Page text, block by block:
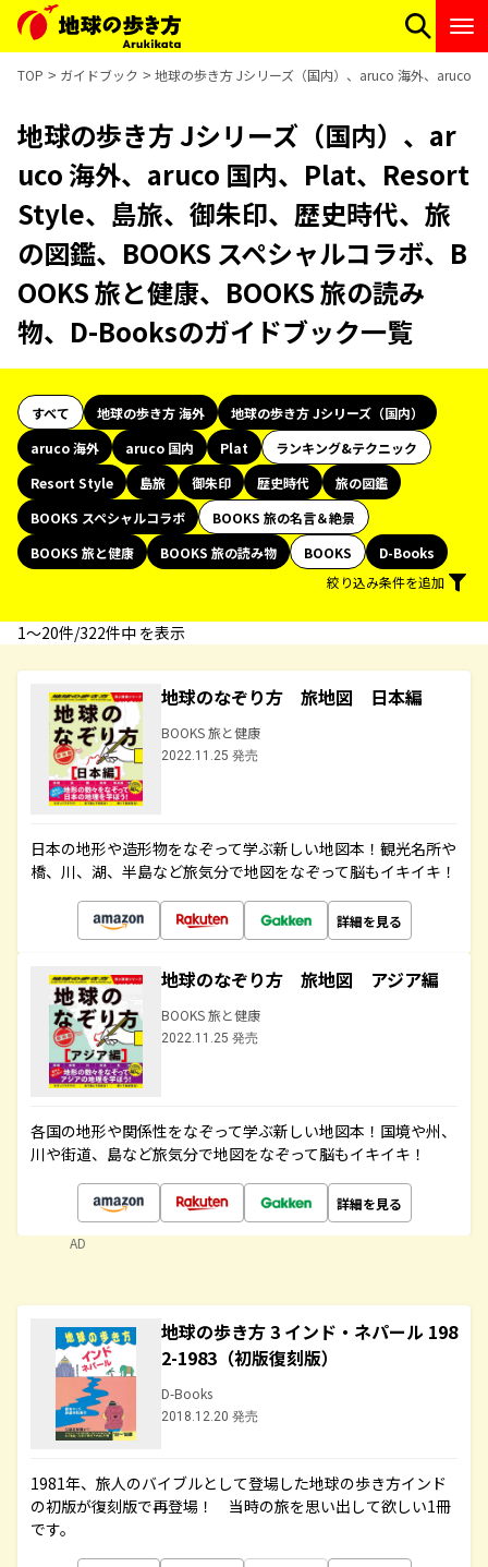
TOP ガイドブック 地球の歩き方 Jシリーズ（国内）、aruco 海外、aruco
地球の歩き方 Jシリーズ（国内）、ar
uco 海外、aruco 国内、Plat、Resort
Style、島旅、御朱印、歴史時代、旅
の図鑑、BOOKS スペシャルコラボ、B
OOKS 旅と健康、BOOKS 旅の読み
物、D-Booksのガイドブック一覧
すべて 地球の歩き方 海外
地球の歩き方 Jシリーズ（国内）
aruco 海外
aruco 国内 Plat
ランキング&テクニック
Resort Style
島旅 御朱印 歴史時代
旅の図鑑
BOOKS スペシャルコラボ
BOOKS 旅の名言＆絶景
BOOKS 旅と健康
BOOKS 旅の読み物 BOOKS
D-Books
絞り込み条件を追加
1〜20件/322件中 を表示
地球のなぞり方 旅地図 日本編
BOOKS 旅と健康
2022.11.25 発売
日本の地形や造形物をなぞって学ぶ新しい地図本！観光名所や
橋、川、湖、半島など旅気分で地図をなぞって脳もイキイキ！
詳細を見る
地球のなぞり方 旅地図 アジア編
BOOKS 旅と健康
2022.11.25 発売
各国の地形や関係性をなぞって学ぶ新しい地図本！国境や州、
川や街道、島など旅気分で地図をなぞって脳もイキイキ！
詳細を見る
AD
地球の歩き方 3 インド・ネパール 198
2-1983（初版復刻版）
D-Books
2018.12.20 発売
1981年、旅人のバイブルとして登場した地球の歩き方インド
の初版が復刻版で再登場！ 当時の旅を思い出して欲しい1冊
です。